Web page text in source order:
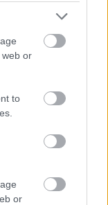
web or
to
or